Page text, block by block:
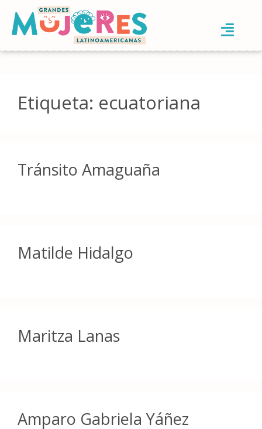
Etiqueta: ecuatoriana
Tránsito Amaguaña
Matilde Hidalgo
Maritza Lanas
Amparo Gabriela Yáñez